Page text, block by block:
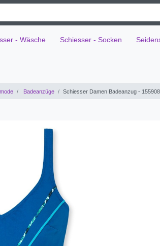
- Wäsche Schiesser - Socken
Badeanzüge Schiesser Damen Badeanzug - 155908